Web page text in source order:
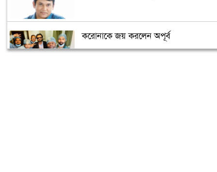
করোনাকে জয় করলেন অপূর্ব